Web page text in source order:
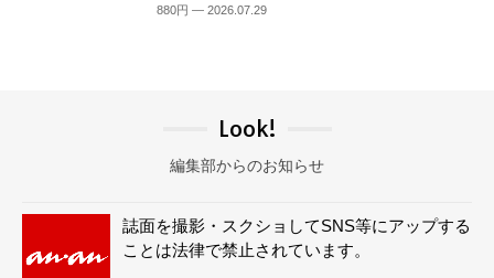
880円 — 2026.07.29
Look!
編集部からのお知らせ
誌面を撮影・スクショしてSNS等にアップする
ことは法律で禁止されています。